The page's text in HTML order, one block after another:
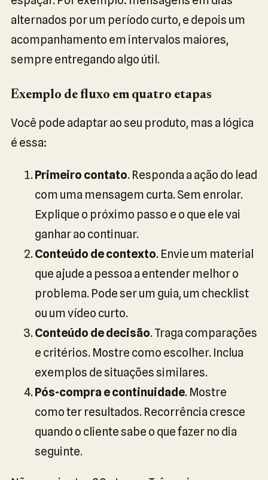
alternados por um período curto, e depois um
acompanhamento em intervalos maiores,
sempre entregando algo útil.
Exemplo de fluxo em quatro etapas
Você pode adaptar ao seu produto, mas a lógica
é essa:
Primeiro contato. Responda a ação do lead
com uma mensagem curta. Sem enrolar.
Explique o próximo passo e o que ele vai
ganhar ao continuar.
Conteúdo de contexto. Envie um material
que ajude a pessoa a entender melhor o
problema. Pode ser um guia, um checklist
ou um vídeo curto.
Conteúdo de decisão. Traga comparações
e critérios. Mostre como escolher. Inclua
exemplos de situações similares.
Pós-compra e continuidade. Mostre
como ter resultados. Recorrência cresce
quando o cliente sabe o que fazer no dia
seguinte.